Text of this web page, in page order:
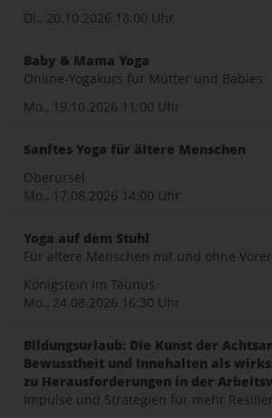
Di., 20.10.2026 18:00 Uhr
Baby & Mama Yoga
Online-Yogakurs für Mütter und Babies
Mo., 19.10.2026 11:00 Uhr
Sanftes Yoga für ältere Menschen
Oberursel
Mo., 17.08.2026 14:00 Uhr
Yoga auf dem Stuhl
Für ältere Menschen mit und ohne
Königstein im Taunus
Mo., 24.08.2026 16:30 Uhr
Bildungsurlaub: Die Kunst der
Bewusstheit und Innehalten als
zu Herausforderungen in der
Impulse und Strategien für mehr